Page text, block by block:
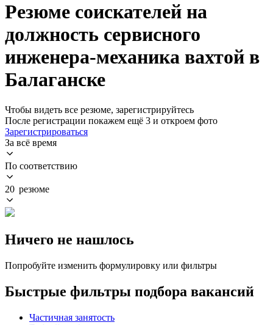
Резюме соискателей на
должность сервисного
инженера-механика вахтой в
Балаганске
Чтобы видеть все резюме, зарегистрируйтесь
После регистрации покажем ещё 3 и откроем фото
Зарегистрироваться
За всё время
По соответствию
20 резюме
Ничего не нашлось
Попробуйте изменить формулировку или фильтры
Быстрые фильтры подбора вакансий
Частичная занятость